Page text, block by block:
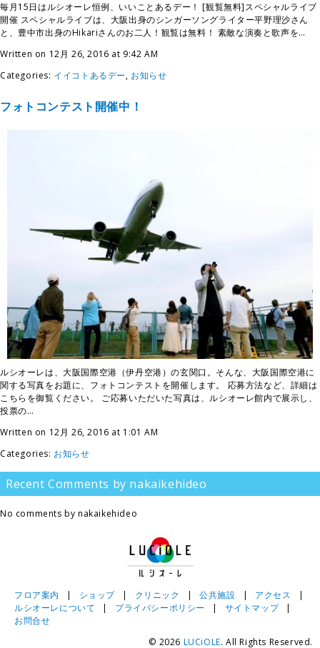
毎月15日はルシオーレ恒例、いいことあるデー！ [観覧無料]スペシャルライブ
開催 スペシャルライブは、大阪出身のシンガーソングライター平野理沙さん
と、豊中市出身のHikariさんのお二人！観覧は無料！ 素敵な演奏と歌声を…
Written on 12月 26, 2016 at 9:42 AM
Categories: イイコトあるデー, お知らせ
フォトコンテスト開催中！
ルシオーレは、大阪国際空港（伊丹空港）の玄関口。そんな、大阪国際空港に
関する写真をお題に、フォトコンテストを開催します。 応募方法など、詳細は
こちらを御覧ください。 ご応募いただいた写真は、ルシオーレ館内で展示し、
投票の…
Written on 12月 26, 2016 at 1:01 AM
Categories: お知らせ
Recent Comments by nakaikehideo
No comments by nakaikehideo
フロア案内 | ショップ | クリニック | 公共施設 | アクセス
|
ルシオーレについて
| プライバシーポリシー | サイトマップ
|
お問合せ
© 2026 LUCiOLE. All Rights Reserved.